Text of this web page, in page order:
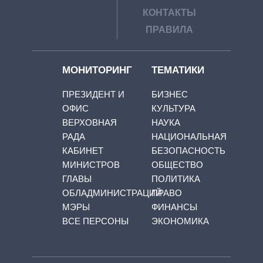
КОНТАКТЫ
ПРАВИЛА
МОНИТОРИНГ
ПРЕЗИДЕНТ И
ОФИС
ВЕРХОВНАЯ
РАДА
КАБИНЕТ
МИНИСТРОВ
ГЛАВЫ
ОБЛАДМИНИСТРАЦИЙ
МЭРЫ
ВСЕ ПЕРСОНЫ
ТЕМАТИКИ
БИЗНЕС
КУЛЬТУРА
НАУКА
НАЦИОНАЛЬНАЯ
БЕЗОПАСНОСТЬ
ОБЩЕСТВО
ПОЛИТИКА
ПРАВО
ФИНАНСЫ
ЭКОНОМИКА